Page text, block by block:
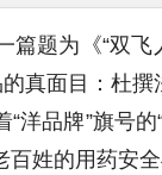
题为《“双飞
真面目：杜
品牌”旗号
百姓的用药安